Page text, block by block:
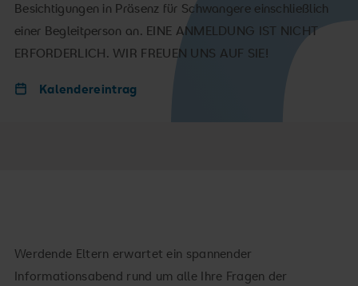
Besichtigungen in Präsenz für Schwangere einschließlich
einer Begleitperson an. EINE ANMELDUNG IST NICHT
ERFORDERLICH. WIR FREUEN UNS AUF SIE!
Kalendereintrag
Werdende Eltern erwartet ein spannender
Informationsabend rund um alle Ihre Fragen der